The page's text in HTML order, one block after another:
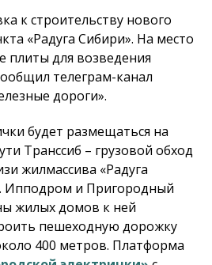
к строительству нового
«Радуга Сибири». На место
плиты для возведения
телеграм-канал
дороги».
будет размещаться на
Транссиб – грузовой обход
жилмассива «Радуга
Ипподром и Пригородный
жилых домов к ней
пешеходную дорожку
400 метров. Платформа